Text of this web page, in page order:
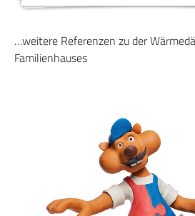
…weitere Referenzen zu der
Familienhauses